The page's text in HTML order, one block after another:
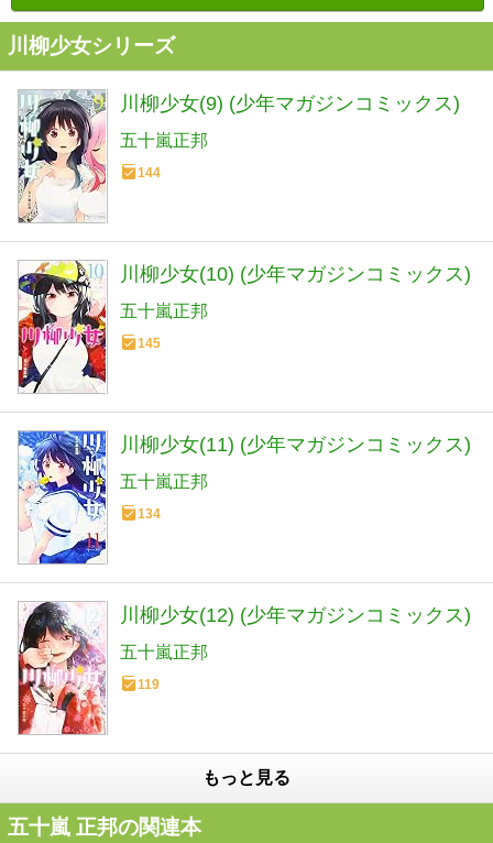
川柳少女シリーズ
川柳少女(9) (少年マガジンコミックス)
五十嵐正邦
144
川柳少女(10) (少年マガジンコミックス)
五十嵐正邦
145
川柳少女(11) (少年マガジンコミックス)
五十嵐正邦
134
川柳少女(12) (少年マガジンコミックス)
五十嵐正邦
119
もっと見る
五十嵐 正邦の関連本